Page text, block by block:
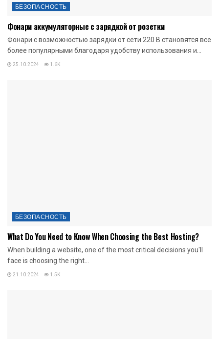
БЕЗОПАСНОСТЬ
Фонари аккумуляторные с зарядкой от розетки
Фонари с возможностью зарядки от сети 220 В становятся все
более популярными благодаря удобству использования и...
25.10.2024 1.6K
БЕЗОПАСНОСТЬ
What Do You Need to Know When Choosing the Best Hosting?
When building a website, one of the most critical decisions you'll
face is choosing the right...
21.10.2024 1.5K